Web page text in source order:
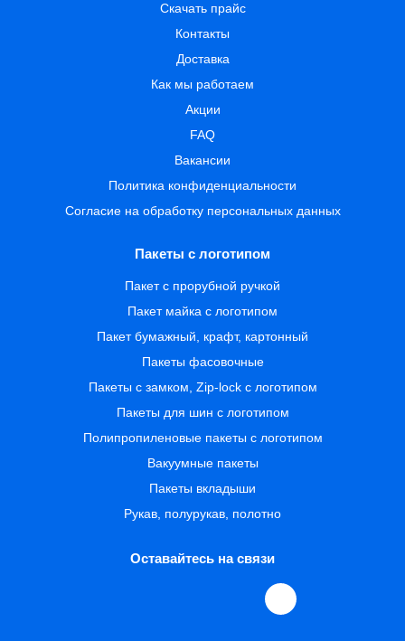
Скачать прайс
Контакты
Доставка
Как мы работаем
Акции
FAQ
Вакансии
Политика конфиденциальности
Согласие на обработку персональных данных
Пакеты с логотипом
Пакет с прорубной ручкой
Пакет майка с логотипом
Пакет бумажный, крафт, картонный
Пакеты фасовочные
Пакеты с замком, Zip-lock с логотипом
Пакеты для шин с логотипом
Полипропиленовые пакеты с логотипом
Вакуумные пакеты
Пакеты вкладыши
Рукав, полурукав, полотно
Оставайтесь на связи